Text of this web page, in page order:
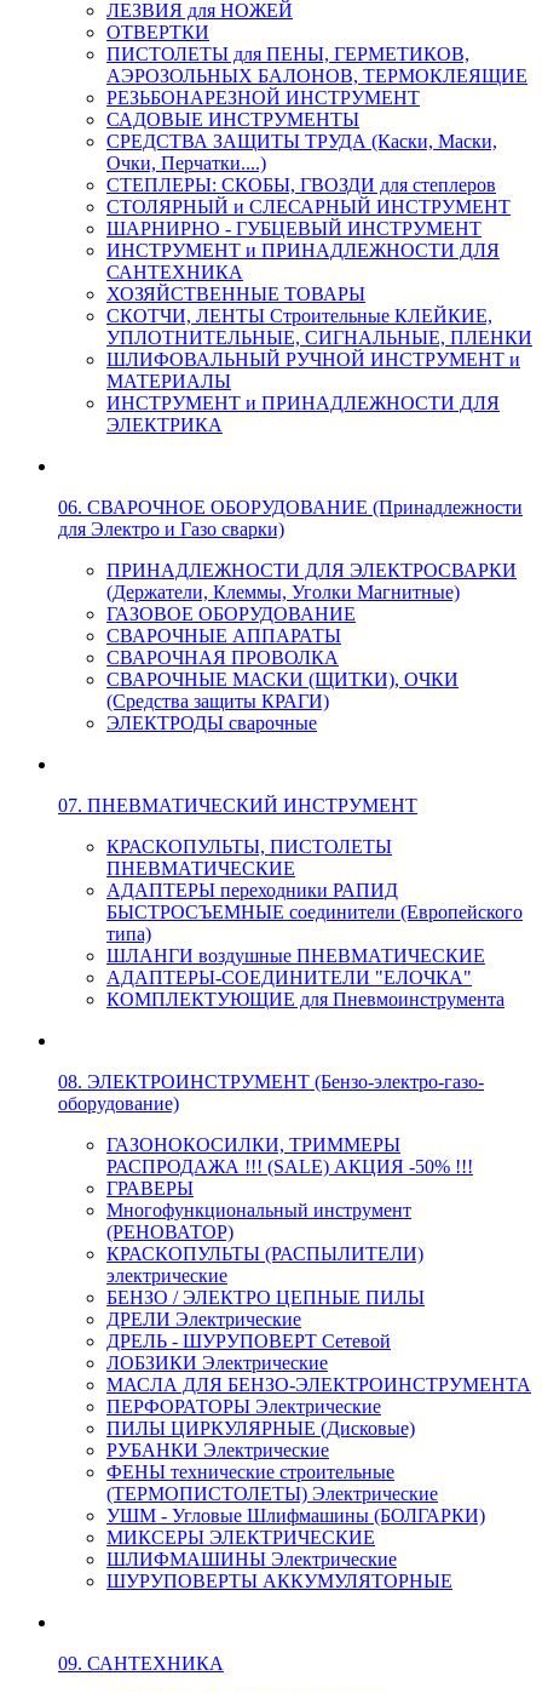
ЛЕЗВИЯ для НОЖЕЙ
ОТВЕРТКИ
ПИСТОЛЕТЫ для ПЕНЫ, ГЕРМЕТИКОВ,
АЭРОЗОЛЬНЫХ БАЛОНОВ, ТЕРМОКЛЕЯЩИЕ
РЕЗЬБОНАРЕЗНОЙ ИНСТРУМЕНТ
САДОВЫЕ ИНСТРУМЕНТЫ
СРЕДСТВА ЗАЩИТЫ ТРУДА (Каски, Маски,
Очки, Перчатки....)
СТЕПЛЕРЫ: СКОБЫ, ГВОЗДИ для степлеров
СТОЛЯРНЫЙ и СЛЕСАРНЫЙ ИНСТРУМЕНТ
ШАРНИРНО - ГУБЦЕВЫЙ ИНСТРУМЕНТ
ИНСТРУМЕНТ и ПРИНАДЛЕЖНОСТИ ДЛЯ
САНТЕХНИКА
ХОЗЯЙСТВЕННЫЕ ТОВАРЫ
СКОТЧИ, ЛЕНТЫ Строительные КЛЕЙКИЕ,
УПЛОТНИТЕЛЬНЫЕ, СИГНАЛЬНЫЕ, ПЛЕНКИ
ШЛИФОВАЛЬНЫЙ РУЧНОЙ ИНСТРУМЕНТ и
МАТЕРИАЛЫ
ИНСТРУМЕНТ и ПРИНАДЛЕЖНОСТИ ДЛЯ
ЭЛЕКТРИКА
06. СВАРОЧНОЕ ОБОРУДОВАНИЕ (Принадлежности
для Электро и Газо сварки)
ПРИНАДЛЕЖНОСТИ ДЛЯ ЭЛЕКТРОСВАРКИ
(Держатели, Клеммы, Уголки Магнитные)
ГАЗОВОЕ ОБОРУДОВАНИЕ
СВАРОЧНЫЕ АППАРАТЫ
СВАРОЧНАЯ ПРОВОЛКА
СВАРОЧНЫЕ МАСКИ (ЩИТКИ), ОЧКИ
(Средства защиты КРАГИ)
ЭЛЕКТРОДЫ сварочные
07. ПНЕВМАТИЧЕСКИЙ ИНСТРУМЕНТ
КРАСКОПУЛЬТЫ, ПИСТОЛЕТЫ
ПНЕВМАТИЧЕСКИЕ
АДАПТЕРЫ переходники РАПИД
БЫСТРОСЪЕМНЫЕ соединители (Европейского
типа)
ШЛАНГИ воздушные ПНЕВМАТИЧЕСКИЕ
АДАПТЕРЫ-СОЕДИНИТЕЛИ "ЕЛОЧКА"
КОМПЛЕКТУЮЩИЕ для Пневмоинструмента
08. ЭЛЕКТРОИНСТРУМЕНТ (Бензо-электро-газо-
оборудование)
ГАЗОНОКОСИЛКИ, ТРИММЕРЫ
РАСПРОДАЖА !!! (SALE) АКЦИЯ -50% !!!
ГРАВЕРЫ
Многофункциональный инструмент
(РЕНОВАТОР)
КРАСКОПУЛЬТЫ (РАСПЫЛИТЕЛИ)
электрические
БЕНЗО / ЭЛЕКТРО ЦЕПНЫЕ ПИЛЫ
ДРЕЛИ Электрические
ДРЕЛЬ - ШУРУПОВЕРТ Сетевой
ЛОБЗИКИ Электрические
МАСЛА ДЛЯ БЕНЗО-ЭЛЕКТРОИНСТРУМЕНТА
ПЕРФОРАТОРЫ Электрические
ПИЛЫ ЦИРКУЛЯРНЫЕ (Дисковые)
РУБАНКИ Электрические
ФЕНЫ технические строительные
(ТЕРМОПИСТОЛЕТЫ) Электрические
УШМ - Угловые Шлифмашины (БОЛГАРКИ)
МИКСЕРЫ ЭЛЕКТРИЧЕСКИЕ
ШЛИФМАШИНЫ Электрические
ШУРУПОВЕРТЫ АККУМУЛЯТОРНЫЕ
09. САНТЕХНИКА